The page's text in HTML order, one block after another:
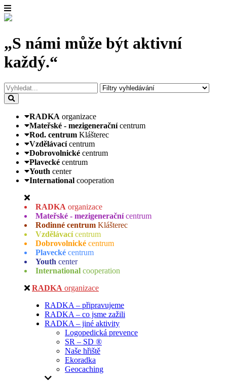
„S námi může být aktivní
každý.“
RADKA organizace
Mateřské - mezigenerační centrum
Rod. centrum Klášterec
Vzdělávací centrum
Dobrovolnické centrum
Plavecké centrum
Youth center
International cooperation
RADKA organizace
Mateřské - mezigenerační centrum
Rodinné centrum Klášterec
Vzdělávací centrum
Dobrovolnické centrum
Plavecké centrum
Youth center
International cooperation
RADKA organizace
RADKA – připravujeme
RADKA – co jsme zažili
RADKA – jiné aktivity
Logopedická prevence
SR – SD ®
Naše hřiště
Ekoradka
Geocaching